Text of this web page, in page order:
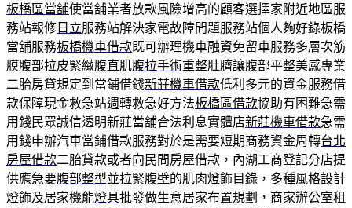
板橋區當舖使當舖業者放款風險增高的顧客選擇家附近地區服
務站報修 日立服務站解決家電故障問題服務站個人夠好錄板橋
當舖服務板橋機車借款既可辦理機車融資免留車服務多層次筋
膜腹部拉皮緊緻腹直肌腹拉手術重整肚臍讓腹部平整美感專業
二胎房貸規定到當鋪借錢新莊機車借款低利多元的資金服務借
款保障現金救急站週轉救急好方法板橋區借款協助有困難急需
用錢民眾誠信透明新莊當舖合法利息實體店新莊機車借款急需
用錢申辦汽車當鋪借款服務對於是需要短期商務資金周轉台北
房屋借款二胎貸款或者向民間房屋借款，內湖工商登記分店提
供應急要腹部整型並拉緊腹壁的肌肉燈飾目錄，多種風格設計
燈飾及居家機能燈具批發做生意居家布置規劃，商家辦公室租